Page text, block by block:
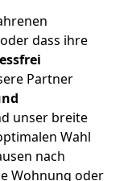
dass ihre
Partner
unser breite
Wahl
nach
Wohnung oder